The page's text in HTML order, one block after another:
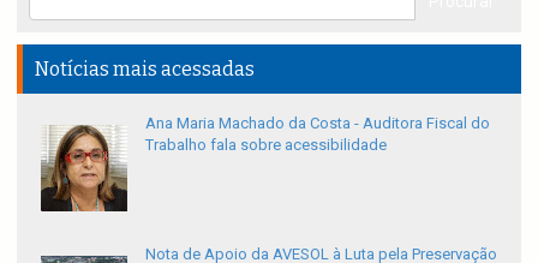
Notícias mais acessadas
Ana Maria Machado da Costa - Auditora Fiscal do
Trabalho fala sobre acessibilidade
Nota de Apoio da AVESOL à Luta pela Preservação